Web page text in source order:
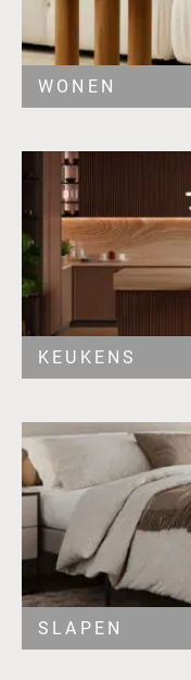
WONEN
KEUKENS
SLAPEN